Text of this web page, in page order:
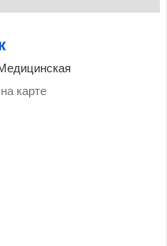
карте